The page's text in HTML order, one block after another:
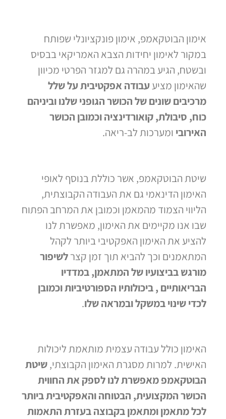
אימון הבוטקאמפ, אימון פונקציונלי שפותח
במקור לאימון יחידות הצבא האמריקאי בבסיס
ובשטח, הגיע במהרה גם למגזר הפרטי מכיוון
שהאימון מציעעבודה אפקטיבית על שלל
מרכיבים שונים של הכושר הגופני שלנו וביניהם
כוח, סיבולת, קואורדינציה וכמובן הכושר
האירובי ומערכות לב-ריאה.
שיטת הבוטקאמפ, אשר כוללת בנוסף לאופי
האימון הדינאמי גם את העבודה הקבוצתית,
הליווי הצמוד מהמאמן וכמובן את המרחב הפתוח
שבו אנו מקיימים את האימון, מאפשרת לנו
להציע את האימון האפקטיבי ביותר לקהל
המתאמנים וכך להביא תוך זמן קצרלשיפור
מורגש בביצועיו של המתאמן, במדדיו
הבריאותיים , ביכולותיו הספורטיביות וכמובן
לכדי שינוי במשקל ובמראה שלו.
האימון כולל עבודה עצמית מותאמת ליכולות
האישית. למרות מסגרת האימון הקבוצתי,שיטת
הבוטקאמפ מאפשרת לנו לספק את החווית
הכושר המקצועית, הבטוחה והאפקטיבית ביותר
לכל מתאמן ומתאמן בקבוצה בעזרת התאמות